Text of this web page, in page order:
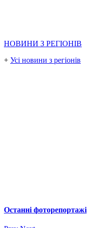
НОВИНИ З РЕГІОНІВ
+ Усі новини з регіонів
Останні фоторепортажі